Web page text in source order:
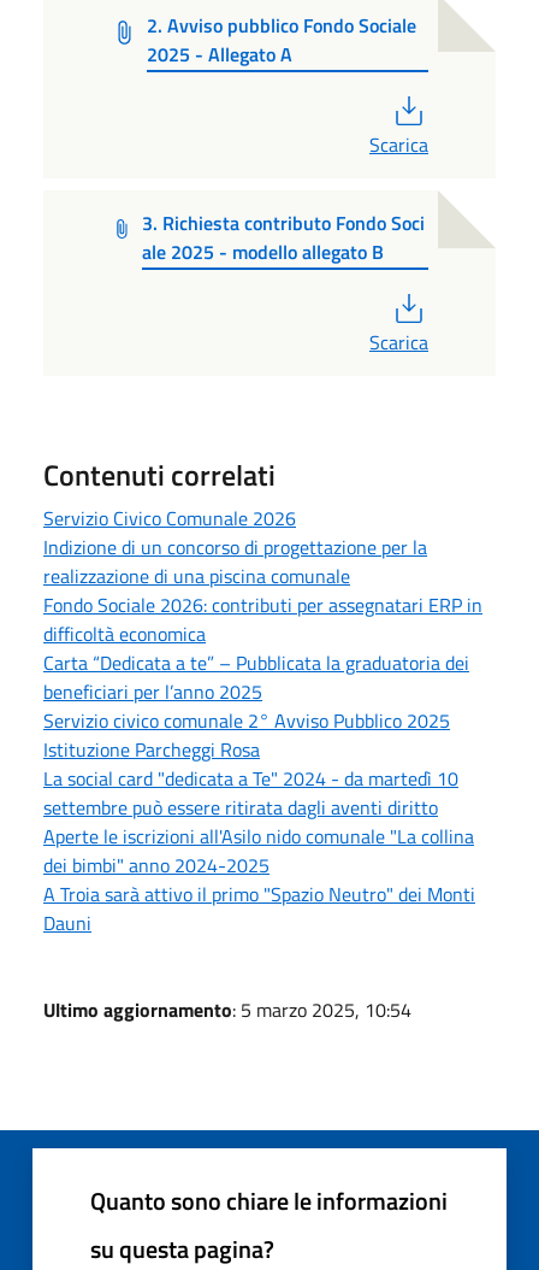
2. Avviso pubblico Fondo Sociale
2025 - Allegato A
Scarica
3. Richiesta contributo Fondo Soci
ale 2025 - modello allegato B
Scarica
Contenuti correlati
Servizio Civico Comunale 2026
Indizione di un concorso di progettazione per la
realizzazione di una piscina comunale
Fondo Sociale 2026: contributi per assegnatari ERP in
difficoltà economica
Carta “Dedicata a te” – Pubblicata la graduatoria dei
beneficiari per l’anno 2025
Servizio civico comunale 2° Avviso Pubblico 2025
Istituzione Parcheggi Rosa
La social card "dedicata a Te" 2024 - da martedì 10
settembre può essere ritirata dagli aventi diritto
Aperte le iscrizioni all'Asilo nido comunale "La collina
dei bimbi" anno 2024-2025
A Troia sarà attivo il primo "Spazio Neutro" dei Monti
Dauni
Ultimo aggiornamento: 5 marzo 2025, 10:54
Quanto sono chiare le informazioni
su questa pagina?